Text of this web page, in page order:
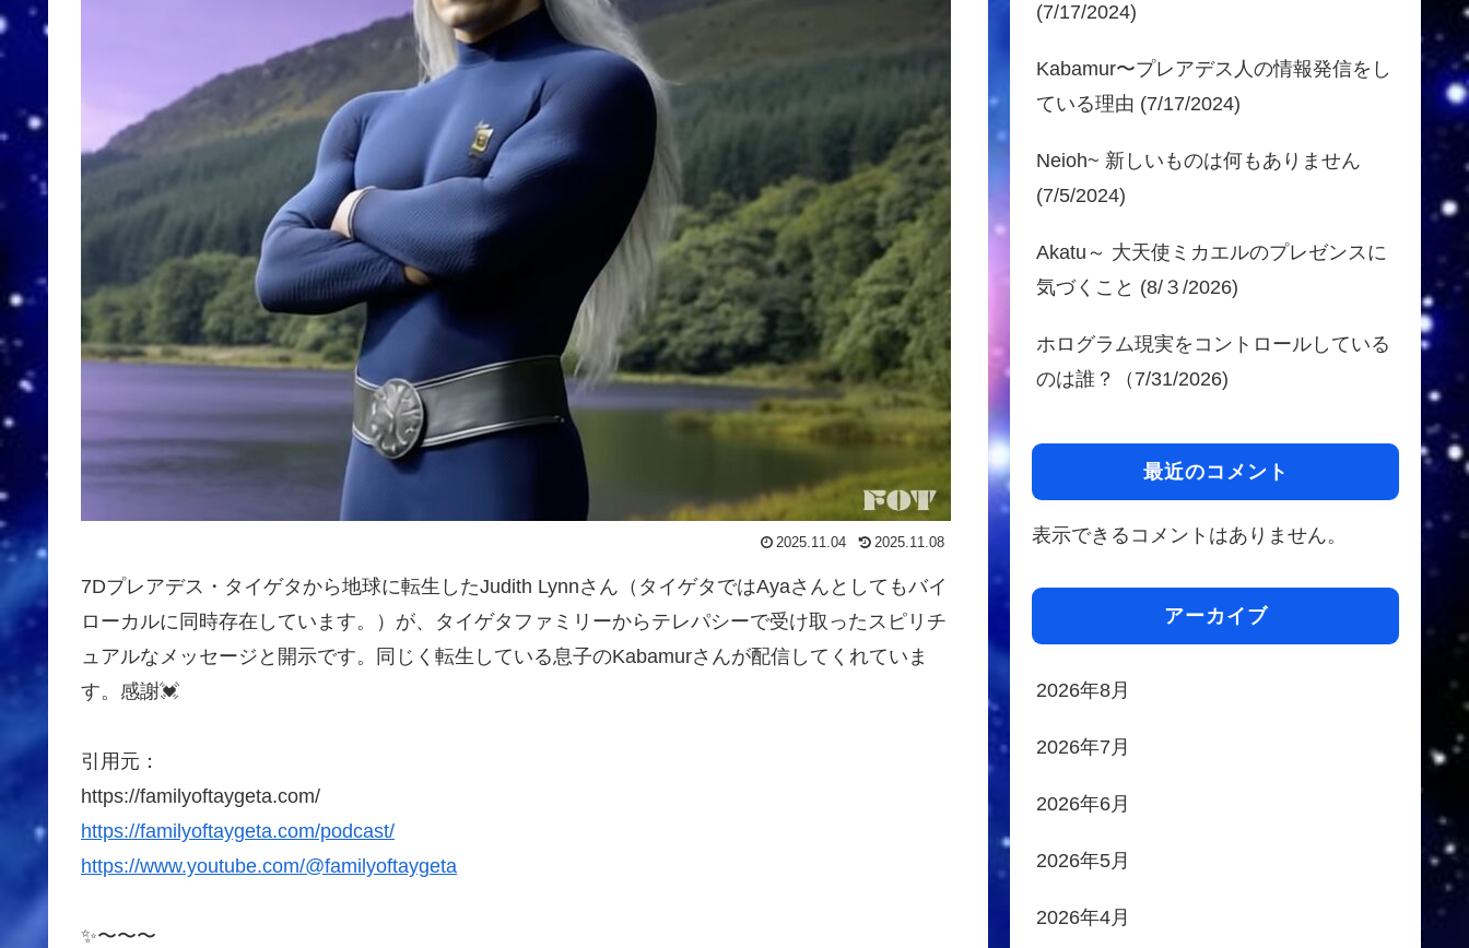
2025.11.04 2025.11.08
7Dプレアデス・タイゲタから地球に転生したJudith Lynnさん（タイゲタではAyaさんとしてもバイ
ローカルに同時存在しています。）が、タイゲタファミリーからテレパシーで受け取ったスピリチ
ュアルなメッセージと開示です。同じく転生している息子のKabamurさんが配信してくれていま
す。感謝💓
引用元：
https://familyoftaygeta.com/
https://familyoftaygeta.com/podcast/
https://www.youtube.com/@familyoftaygeta
✨〜〜〜
(7/17/2024)
Kabamur〜プレアデス人の情報発信をし
ている理由 (7/17/2024)
Neioh~ 新しいものは何もありません
(7/5/2024)
Akatu～ 大天使ミカエルのプレゼンスに
気づくこと (8/３/2026)
ホログラム現実をコントロールしている
のは誰？（7/31/2026)
最近のコメント
表示できるコメントはありません。
アーカイブ
2026年8月
2026年7月
2026年6月
2026年5月
2026年4月